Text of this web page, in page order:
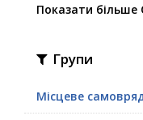
Показати більше
Групи
Місцеве